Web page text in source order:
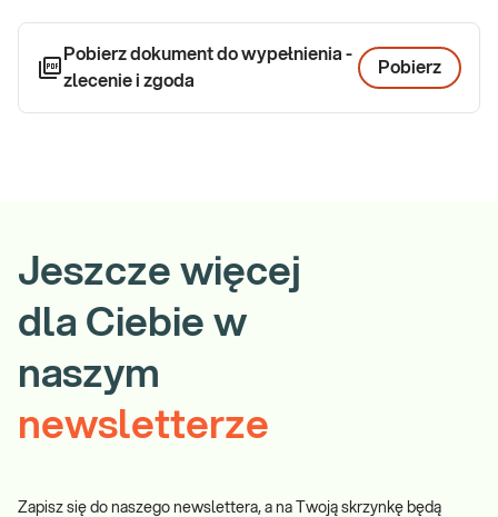
Pobierz dokument do wypełnienia -
zlecenie i zgoda
Pobierz
Jeszcze więcej
dla Ciebie w
naszym
newsletterze
Zapisz się do naszego newslettera, a na Twoją skrzynkę będą